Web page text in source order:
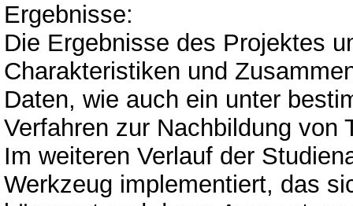
Ergebnisse:
Die Ergebnisse des Projektes
Charakteristiken und
Daten, wie auch ein unter
Verfahren zur Nachbildung von
Im weiteren Verlauf der
Werkzeug implementiert, das